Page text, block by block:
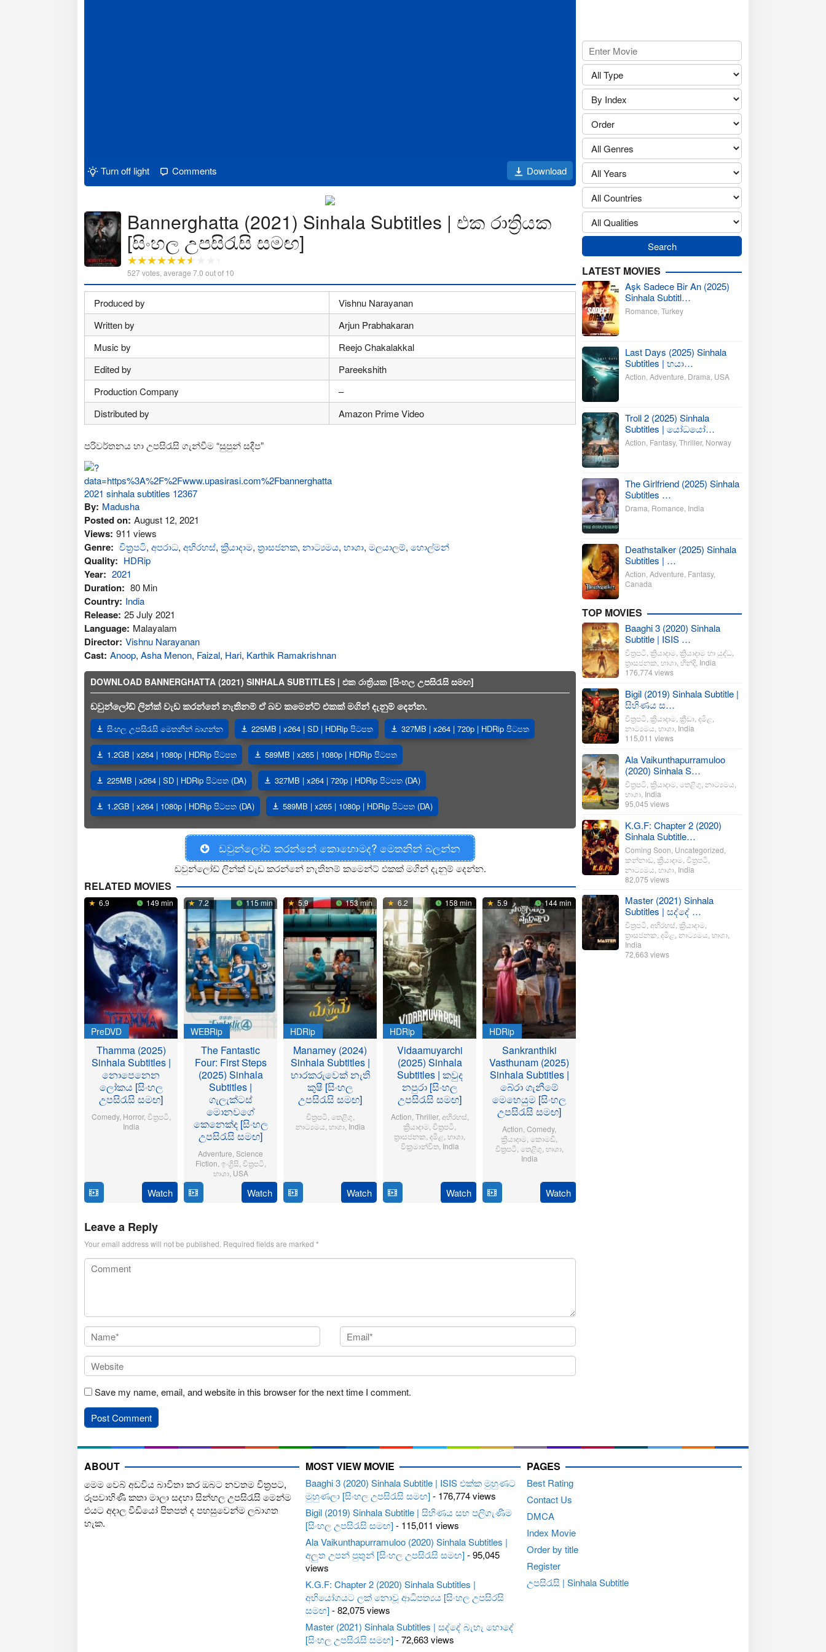
Turn off light Comments Download
Bannerghatta (2021) Sinhala Subtitles | එක රාත්‍රියක
[සිංහල උපසිරැසි සමඟ]
527votes, average 7.0 out of 10
Produced by
Vishnu Narayanan
Written by
Arjun Prabhakaran
Music by
Reejo Chakalakkal
Edited by
Pareekshith
Production Company
–
Distributed by
Amazon Prime Video
පරිවර්තනය හා උපසිරැසි ගැන්වීම “සුපුන් සදීප”
By: Madusha
Posted on: August 12, 2021
Views: 911 views
Genre: චිත්‍රපටි, අප‍රාධ, අභිරහස්, ක්‍රියාදාම, ත්‍රාසජනක, නාට්‍යමය, භාශා, මලයාලම්, හොල්මන්
Quality: HDRip
Year: 2021
Duration: 80 Min
Country: India
Release: 25 July 2021
Language: Malayalam
Director: Vishnu Narayanan
Cast: Anoop, Asha Menon, Faizal, Hari, Karthik Ramakrishnan
DOWNLOAD BANNERGHATTA (2021) SINHALA SUBTITLES | එක රාත්‍රියක [සිංහල උපසිරැසි සමඟ]
ඩවුන්ලෝඩ් ලින්ක් වැඩ කරන්නේ නැතිනම් ඒ බව කමෙන්ට් එකක් මගින් දැනුම් දෙන්න.
සිංහල උපසිරැසි මෙතනින් බාගන්න 225MB | x264 | SD | HDRip පිටපත 327MB | x264 | 720p | HDRip පිටපත
1.2GB | x264 | 1080p | HDRip පිටපත 589MB | x265 | 1080p | HDRip පිටපත
225MB | x264 | SD | HDRip පිටපත (DA) 327MB | x264 | 720p | HDRip පිටපත (DA)
1.2GB | x264 | 1080p | HDRip පිටපත (DA) 589MB | x265 | 1080p | HDRip පිටපත (DA)
ඩවුන්ලෝඩ් කරන්නේ කොහොමද? මෙතනින් බලන්න
ඩවුන්ලෝඩ් ලින්ක් වැඩ කරන්නේ නැතිනම් කමෙන්ට් එකක් මගින් දැනුම් දෙන්න.
RELATED MOVIES
6.9 149 min
PreDVD
Thamma (2025)
Sinhala Subtitles |
නොපෙනෙන
ලෝකය [සිංහල
උපසිරැසි සමඟ]
Comedy, Horror, චිත්‍රපටි
India
Watch
7.2 115 min
WEBRip
The Fantastic
Four: First Steps
(2025) Sinhala
Subtitles |
ගැලැක්ටස්
මොනවගේ
කෙනෙක්ද [සිංහල
උපසිරැසි සමඟ]
Adventure Science
Fiction ඉංග්‍රිසි චිත්‍රපටි
භාශා, USA
Jul
Matt
Shakman
Watch
5.9 153 min
HDRip
Manamey (2024)
Sinhala Subtitles |
භාරකරුවෙක් නැති
කුෂී [සිංහල
උපසිරැසි සමඟ]
චිත්‍රපටි තෙළිගු
නාට්‍යමය භාශා, India
Watch
6.2 158 min
HDRip
Vidaamuyarchi
(2025) Sinhala
Subtitles | කවුද
නපුරා [සිංහල
උපසිරැසි සමඟ]
Action Thriller, අභිරහස්,
ක්‍රියාදාම චිත්‍රපටි
ත්‍රාසජනක දමිළ භාශා
වික්‍රමාන්විත, India
Feb
2025
Thirumeni
Watch
5.9 144 min
HDRip
Sankranthiki
Vasthunam (2025)
Sinhala Subtitles |
බේරා ගැනීමේ
මෙහෙයුම [සිංහල
උපසිරැසි සමඟ]
Action Comedy,
ක්‍රියාදාම කොමඩි
චිත්‍රපටි තෙළිගු භාශා,
India
2025
Anil
Ravipudi
Watch
Leave a Reply
Your email address will not be published. Required fields are marked *
Save my name, email, and website in this browser for the next time I comment.
LATEST MOVIES
Aşk Sadece Bir An (2025)
Sinhala Subtitl…
Romance Turkey
Last Days (2025) Sinhala
Subtitles | භයා…
Action Adventure Drama USA
Troll 2 (2025) Sinhala
Subtitles | යෝධයෝ…
Action Fantasy, Thriller, Norway
The Girlfriend (2025) Sinhala
Subtitles …
Drama Romance India
Deathstalker (2025) Sinhala
Subtitles | …
Action Adventure Fantasy,
Canada
TOP MOVIES
Baaghi 3 (2020) Sinhala
Subtitle | ISIS …
චිත්‍රපටි ක්‍රියාදාම ක්‍රියාදාම හා යුද්ධ
ත්‍රාසජනක භාශා හින්දි India
176,774 views
Bigil (2019) Sinhala Subtitle |
සිහිණය ස…
චිත්‍රපටි ක්‍රියාදාම ක්‍රීඩා දමිළ
නාට්‍යමය භාශා India
115,011 views
Ala Vaikunthapurramuloo
(2020) Sinhala S…
චිත්‍රපටි ක්‍රියාදාම තෙළිගු නාට්‍යමය
භාශා India
95,045 views
K.G.F: Chapter 2 (2020)
Sinhala Subtitle…
Coming Soon Uncategorized
කන්නාඩ ක්‍රියාදාම චිත්‍රපටි
නාට්‍යමය භාශා India
82,075 views
Master (2021) Sinhala
Subtitles | සද්දේ …
චිත්‍රපටි අභිරහස් ක්‍රියාදාම
ත්‍රාසජනක දමිළ නාට්‍යමය භාශා
India
72,663 views
ABOUT
මෙම වෙබ් අඩවිය බාවිතා කර ඔබට නවතම චිත්‍රපට,
රූපවාහිණී කතා මාලා සදහා සින්හල උපසිරැසි මෙන්ම
එයට අදාල වීඩියෝ පිතපත් ද පහසුවෙන්ම ලබාගත
හැක.
MOST VIEW MOVIE
Baaghi 3 (2020) Sinhala Subtitle | ISIS එක්ක මුහුණට
මුහුණලා [සිංහල උපසිරැසි සමඟ]- 176,774 views
Bigil (2019) Sinhala Subtitle | සිහිණය සහ පලිගැණීම
[සිංහල උපසිරැසි සමඟ]- 115,011 views
Ala Vaikunthapurramuloo (2020) Sinhala Subtitles |
අලුත උපන් පුතුන් [සිංහල උපසිරැසි සමඟ]- 95,045
views
K.G.F: Chapter 2 (2020) Sinhala Subtitles |
අභියෝගයට ලක් නොවූ ආධිපත්‍යය [සිංහල උපසිරසි
සමඟ]- 82,075 views
Master (2021) Sinhala Subtitles | සද්දේ බැහැ හොදේ
[සිංහල උපසිරැසි සමඟ]- 72,663 views
PAGES
Best Rating
Contact Us
DMCA
Index Movie
Order by title
Register
උපසිරැසි | Sinhala Subtitle